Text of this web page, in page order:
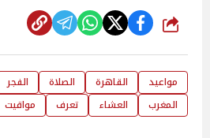
شارك
مواعيد القاهرة الصلاة الفجر
المغرب
العشاء تعرف مواقيت